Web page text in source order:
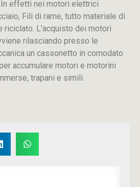
effetti nei motori elettrici
Fili di rame, tutto materiale di
L’acquisto dei motori
rilasciando presso le
un cassonetto in comodato
accumulare motori e motorini
trapani e simili.